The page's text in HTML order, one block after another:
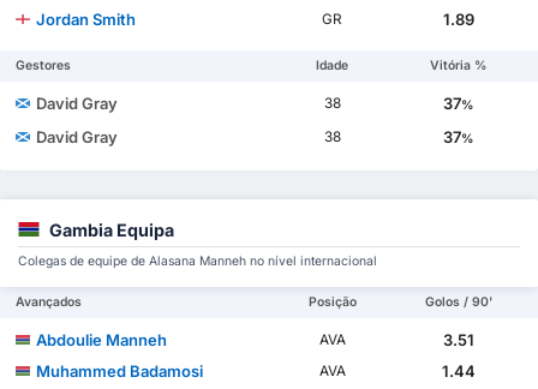
Jordan Smith
GR 1.89
Gestores Idade Vitória %
David Gray 38 37%
David Gray 38 37%
Gambia Equipa
Colegas de equipe de Alasana Manneh no nível internacional
Avançados Posição Golos / 90'
Abdoulie Manneh AVA
3.51
Muhammed Badamosi
AVA
1.44